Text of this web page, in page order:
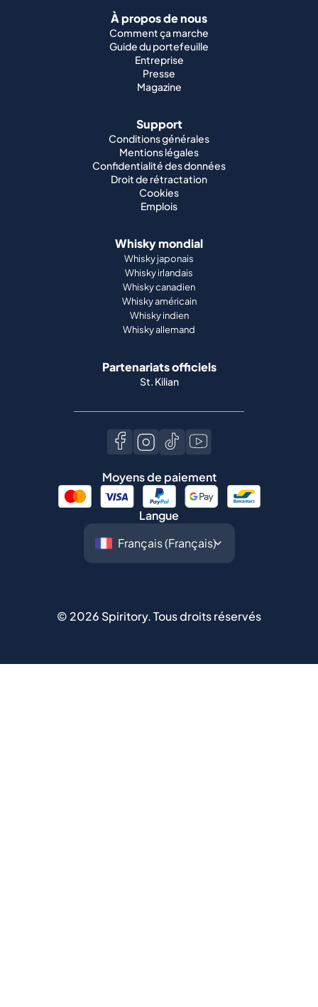
À propos de nous
Comment ça marche
Guide du portefeuille
Entreprise
Presse
Magazine
Support
Conditions générales
Mentions légales
Confidentialité des données
Droit de rétractation
Cookies
Emplois
Whisky mondial
Whisky japonais
Whisky irlandais
Whisky canadien
Whisky américain
Whisky indien
Whisky allemand
Partenariats officiels
St. Kilian
Moyens de paiement
Langue
© 2026 Spiritory.Tous droits réservés